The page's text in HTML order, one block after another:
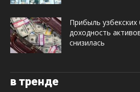
Прибыль узбекских
доходность
снизилась
в тренде